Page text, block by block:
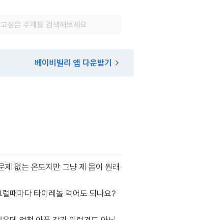
베이비빌리 앱 다운받기
없는 온도지만 그냥 제 몸이 원래
때마다 타이레놀 먹어도 되나요?